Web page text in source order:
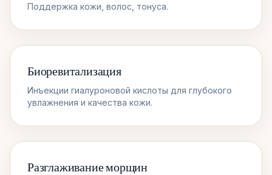
Поддержка кожи, волос, тонуса.
Биоревитализация
Инъекции гиалуроновой кислоты для глубокого
увлажнения и качества кожи.
Разглаживание морщин